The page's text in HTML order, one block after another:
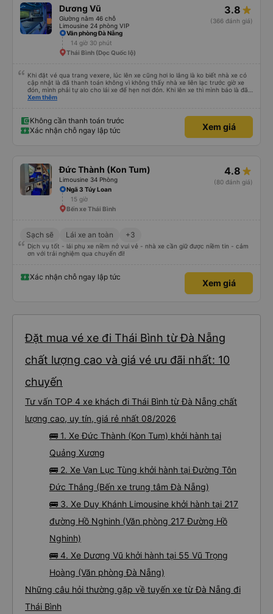
Dương Vũ
Giường nằm 46 chỗ
Limousine 24 phòng VIP
3.8
(366 đánh giá)
Văn phòng Đà Nẵng
14 giờ 30 phút
Thái Bình (Dọc Quốc lộ)
Khi đặt vé qua trang vexere, lúc lên xe cũng hơi lo lắng là ko biết nhà xe có
cập nhật là đã thanh toán không vì không thấy nhà xe liên lạc trước giờ xe
đón, mình phải tự alo cho lái xe để hẹn nơi đón. Khi lên xe thì mình báo là đã
mua qua trang vexere thì lúc đó nhà xe mới kiểm tra và OK. Như vậy, nếu
Xem thêm
Không cần thanh toán trước
Xác nhận chỗ ngay lập tức
Xem giá
Đức Thành (Kon Tum)
Limousine 34 Phòng
4.8
(80 đánh giá)
Ngã 3 Túy Loan
15 giờ
Bến xe Thái Bình
Sạch sẽ Lái xe an toàn +3
Dịch vụ tốt - lái phụ xe niềm nở vui vẻ - nhà xe cần giữ được niềm tin - cảm
ơn với trải nghiệm qua chuyến đi!
Xác nhận chỗ ngay lập tức
Xem giá
Đặt mua vé xe đi Thái Bình từ Đà Nẵng
chất lượng cao và giá vé ưu đãi nhất: 10
chuyến
Tư vấn TOP 4 xe khách đi Thái Bình từ Đà Nẵng chất
lượng cao, uy tín, giá rẻ nhất 08/2026
🚌 1. Xe Đức Thành (Kon Tum) khởi hành tại
Quảng Xương
🚌 2. Xe Vạn Lục Tùng khởi hành tại Đường Tôn
Đức Thắng (Bến xe trung tâm Đà Nẵng)
🚌 3. Xe Duy Khánh Limousine khởi hành tại 217
đường Hồ Nghinh (Văn phòng 217 Đường Hồ
Nghinh)
🚌 4. Xe Dương Vũ khởi hành tại 55 Vũ Trọng
Hoàng (Văn phòng Đà Nẵng)
Những câu hỏi thường gặp về tuyến xe từ Đà Nẵng đi
Thái Bình